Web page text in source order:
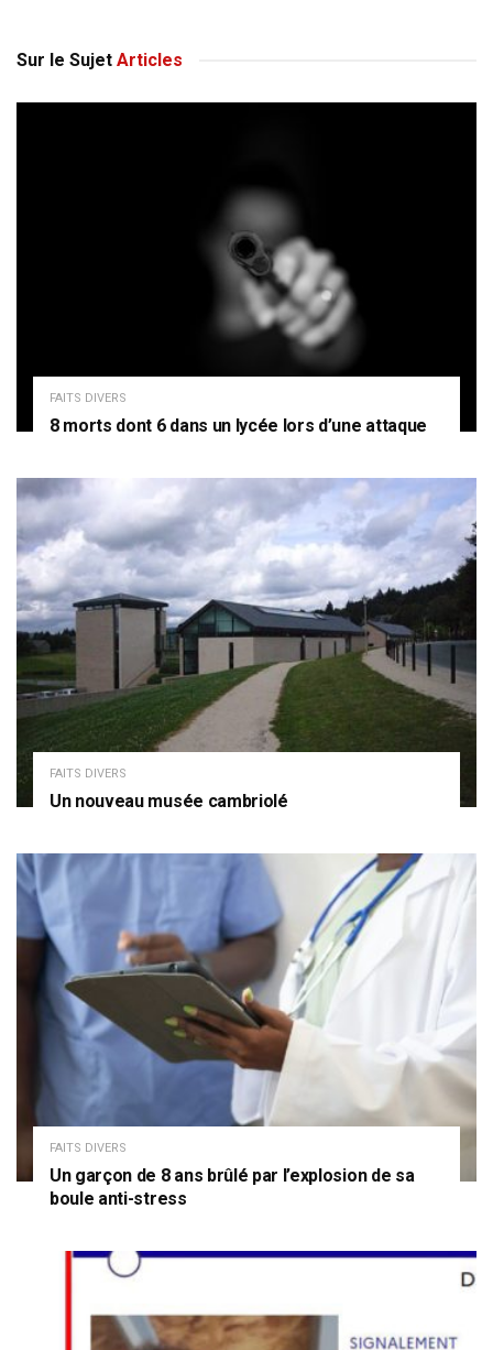
Sur le Sujet Articles
FAITS DIVERS
8 morts dont 6 dans un lycée lors d’une attaque
FAITS DIVERS
Un nouveau musée cambriolé
FAITS DIVERS
Un garçon de 8 ans brûlé par l’explosion de sa
boule anti-stress